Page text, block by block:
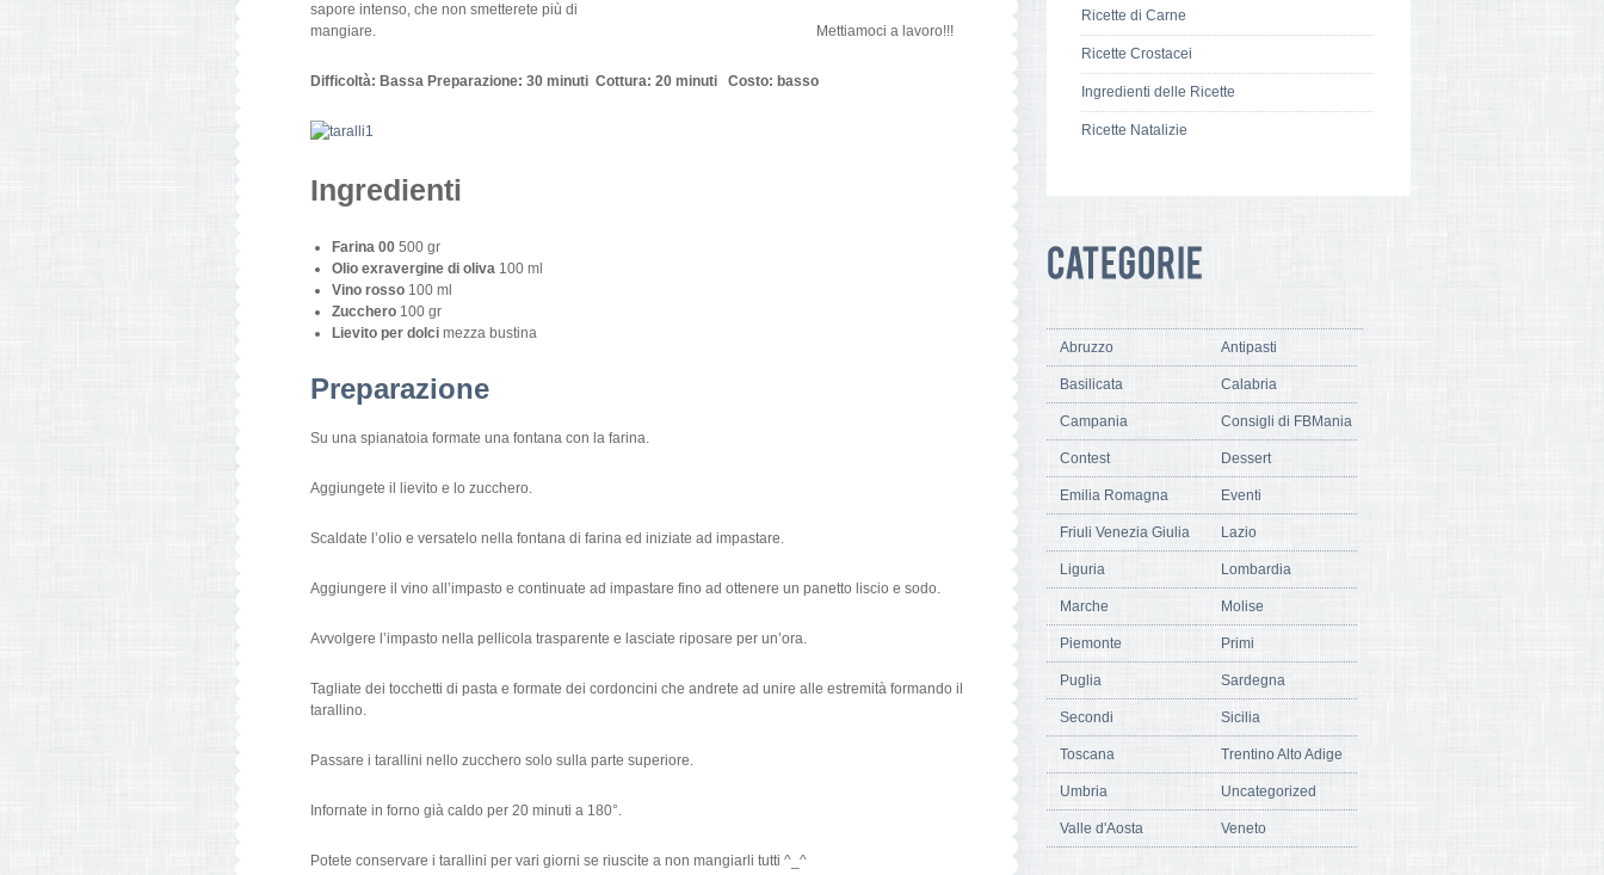
sapore intenso, che non smetterete più di
mangiare. Mettiamoci a lavoro!!!
Difficoltà: Bassa Preparazione: 30 minuti Cottura: 20 minuti Costo: basso
Ingredienti
Farina 00 500 gr
Olio exravergine di oliva 100 ml
Vino rosso 100 ml
Zucchero 100 gr
Lievito per dolci mezza bustina
Preparazione
Su una spianatoia formate una fontana con la farina.
Aggiungete il lievito e lo zucchero.
Scaldate l’olio e versatelo nella fontana di farina ed iniziate ad impastare.
Aggiungere il vino all’impasto e continuate ad impastare fino ad ottenere un panetto liscio e sodo.
Avvolgere l’impasto nella pellicola trasparente e lasciate riposare per un’ora.
Tagliate dei tocchetti di pasta e formate dei cordoncini che andrete ad unire alle estremità formando il
tarallino.
Passare i tarallini nello zucchero solo sulla parte superiore.
Infornate in forno già caldo per 20 minuti a 180°.
Potete conservare i tarallini per vari giorni se riuscite a non mangiarli tutti ^_^
Ricette di Carne
Ricette Crostacei
Ingredienti delle Ricette
Ricette Natalizie
Abruzzo Antipasti
Basilicata Calabria
Campania Consigli di FBMania
Contest Dessert
Emilia Romagna Eventi
Friuli Venezia Giulia Lazio
Liguria Lombardia
Marche Molise
Piemonte Primi
Puglia Sardegna
Secondi Sicilia
Toscana Trentino Alto Adige
Umbria Uncategorized
Valle d'Aosta Veneto